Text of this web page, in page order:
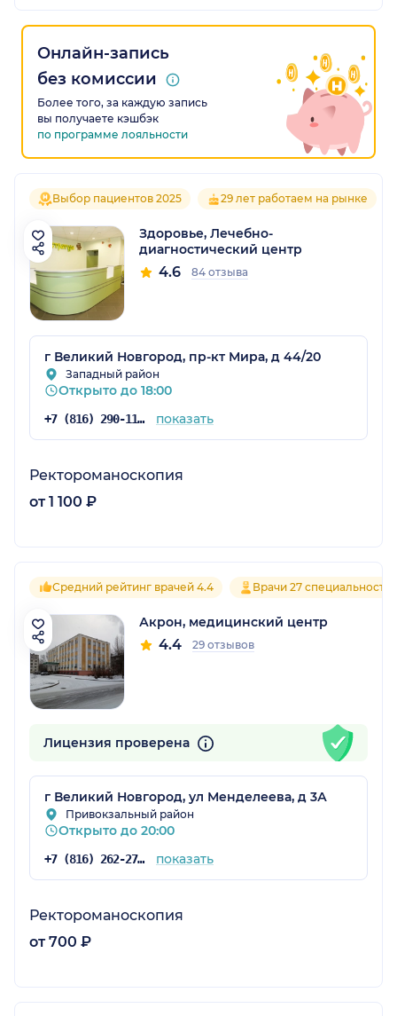
Онлайн-запись
без комиссии
Более того, за каждую запись
вы получаете кэшбэк
по программе лояльности
Выбор пациентов 2025 29 лет работаем на рынке
Здоровье, Лечебно-
диагностический центр
4.6 84 отзыва
г Великий Новгород, пр-кт Мира, д 44/20
Западный район
Открыто до 18:00
+7 (816) 290-11-22 показать
Ректороманоскопия
от 1 100 ₽
Средний рейтинг врачей 4.4 Врачи 27
Акрон, медицинский центр
4.4 29 отзывов
Лицензия проверена
г Великий Новгород, ул Менделеева, д 3А
Привокзальный район
Открыто до 20:00
+7 (816) 262-27-53 показать
Ректороманоскопия
от 700 ₽